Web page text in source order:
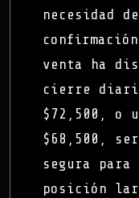
necesidad
venta ha
cierre
$72,500, o
$68,500,
segura
posición